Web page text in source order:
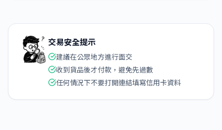
交易安全提示
建議在公眾地方進行面交
收到貨品後才付款，避免先過數
任何情況下不要打開連結填寫信用卡資料